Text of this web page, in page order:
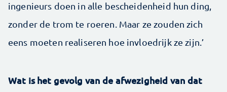
ingenieurs doen in alle bescheidenheid hun ding,
zonder de trom te roeren. Maar ze zouden zich
eens moeten realiseren hoe invloedrijk ze zijn.’
Wat is het gevolg van de afwezigheid van dat